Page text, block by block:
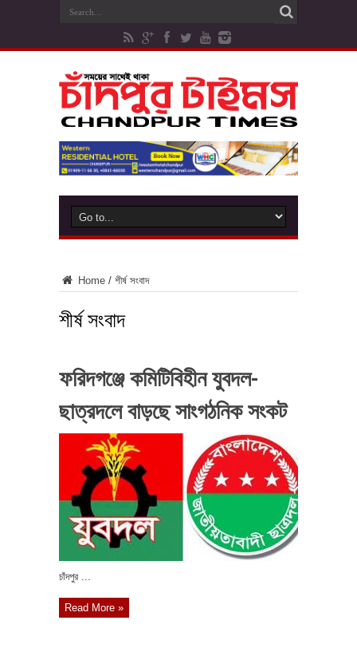
Home / শীর্ষ সংবাদ
শীর্ষ সংবাদ
ফরিদগঞ্জে কমিটিবিহীন যুবদল-
ছাত্রদলে বাড়ছে সাংগঠনিক সংকট
চাঁদপুর ...
Read More »